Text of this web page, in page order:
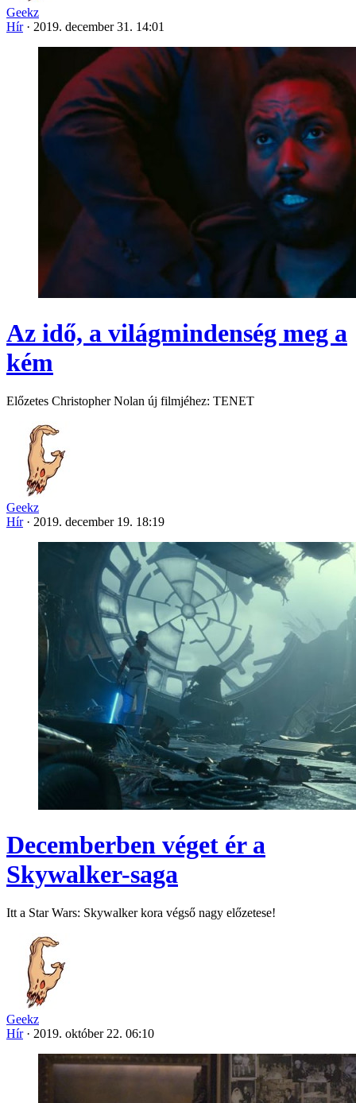
Geekz
Hír · 2019. december 31. 14:01
Az idő, a világmindenség meg a
kém
Előzetes Christopher Nolan új filmjéhez: TENET
Geekz
Hír · 2019. december 19. 18:19
Decemberben véget ér a
Skywalker-saga
Itt a Star Wars: Skywalker kora végső nagy előzetese!
Geekz
Hír · 2019. október 22. 06:10